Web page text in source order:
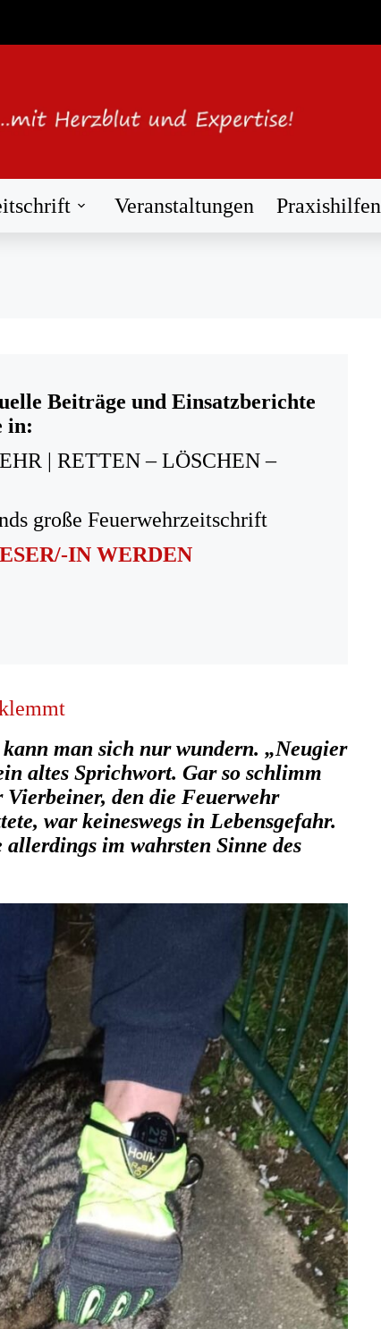
Veranstaltungen Praxishilfen
Beiträge und Einsatzberichte
in:
| RETTEN – LÖSCHEN –
große Feuerwehrzeitschrift
IN WERDEN
man sich nur wundern. „Neugier
altes Sprichwort. Gar so schlimm
den die Feuerwehr
war keineswegs in Lebensgefahr.
im wahrsten Sinne des